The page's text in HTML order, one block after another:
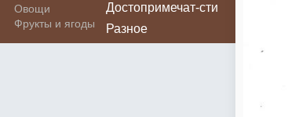
Овощи
Фрукты и ягоды
Достопримечат-сти
Разное